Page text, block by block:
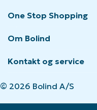
One Stop Shopping
Om Bolind
Kontakt og service
© 2026 Bolind A/S